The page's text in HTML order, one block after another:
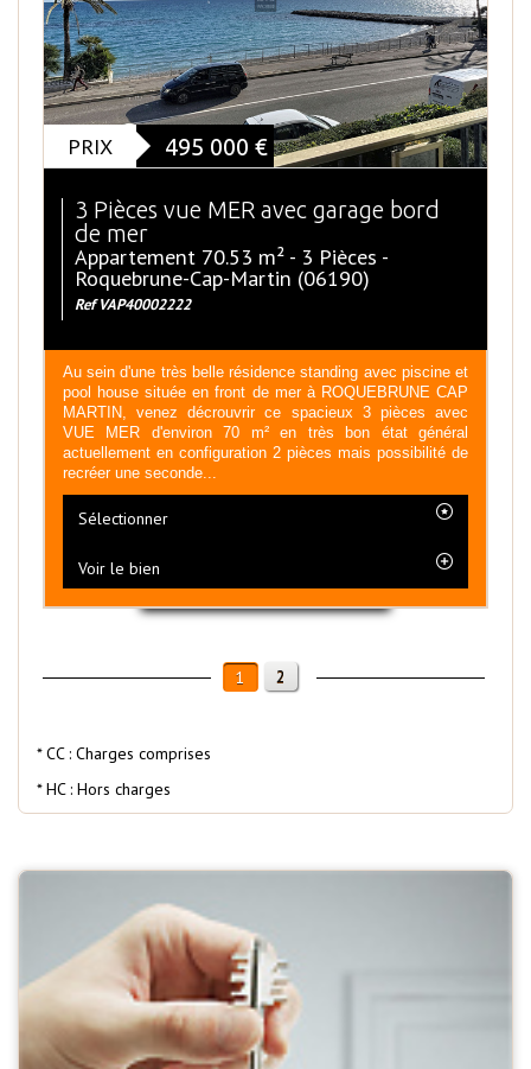
PRIX 495 000 €
3 Pièces vue MER avec garage bord
de mer
Appartement 70.53 m² - 3 Pièces -
Roquebrune-Cap-Martin (06190)
Ref VAP40002222
Au sein d'une très belle résidence standing avec piscine et
pool house située en front de mer à ROQUEBRUNE CAP
MARTIN, venez décrouvrir ce spacieux 3 pièces avec
VUE MER d'environ 70 m² en très bon état général
actuellement en configuration 2 pièces mais possibilité de
recréer une seconde...
Sélectionner
Voir le bien
1 2
* CC : Charges comprises
* HC : Hors charges